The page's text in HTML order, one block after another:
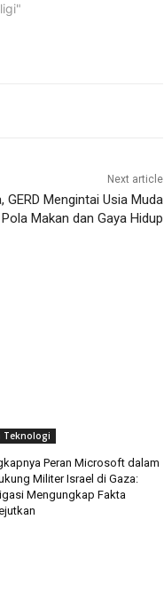
Next article
GERD Mengintai Usia Muda
Makan dan Gaya Hidup
Teknologi
Peran Microsoft dalam
Militer Israel di Gaza:
Mengungkap Fakta